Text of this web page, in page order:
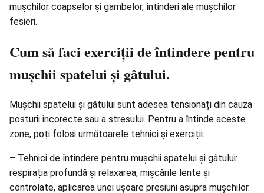
mușchilor coapselor și gambelor, întinderi ale mușchilor
fesieri.
Cum să faci exerciții de întindere pentru
mușchii spatelui și gâtului.
Mușchii spatelui și gâtului sunt adesea tensionați din cauza
posturii incorecte sau a stresului. Pentru a întinde aceste
zone, poți folosi următoarele tehnici și exerciții:
– Tehnici de întindere pentru mușchii spatelui și gâtului:
respirația profundă și relaxarea, mișcările lente și
controlate, aplicarea unei ușoare presiuni asupra mușchilor.